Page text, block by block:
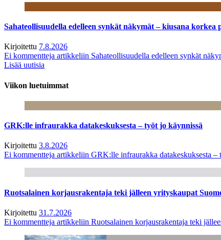
Sahateollisuudella edelleen synkät näkymät – kiusana
Kirjoitettu 7.8.2026
Ei kommentteja artikkeliin Sahateollisuudella edelleen synkät
Lisää uutisia
Viikon luetuimmat
GRK:lle infraurakka datakeskuksesta – työt jo käynnissä
Kirjoitettu 3.8.2026
Ei kommentteja artikkeliin GRK:lle infraurakka datakeskuksesta –
Ruotsalainen korjausrakentaja teki jälleen yrityskaupat
Kirjoitettu 31.7.2026
Ei kommentteja artikkeliin Ruotsalainen korjausrakentaja teki